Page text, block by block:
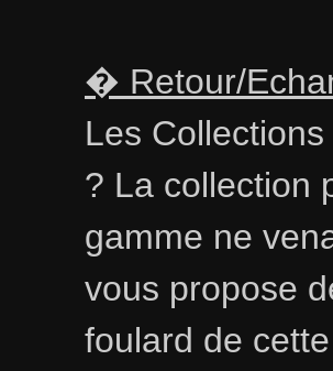
� Retour/
Les
? La collection
gamme ne
vous propose
foulard de